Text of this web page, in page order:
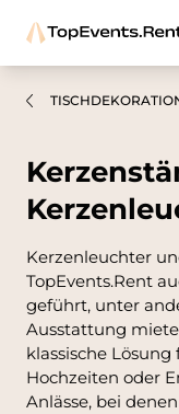
Kerzenleuchter
TopEvents.Rent
geführt, unter
Ausstattung
klassische
Hochzeiten oder
Anlässe, bei